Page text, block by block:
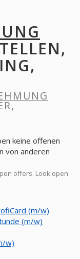
keine offenen
von anderen
offers. Look open
(m/w)
(m/w)
w)